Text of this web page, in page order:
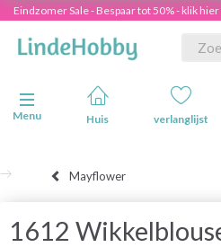
Eindzomer Sale - Bespaar tot 50% - klik hier
Navigatie in-/uitschakelen
Menu
Huis verlanglijst
Mayflower
1612